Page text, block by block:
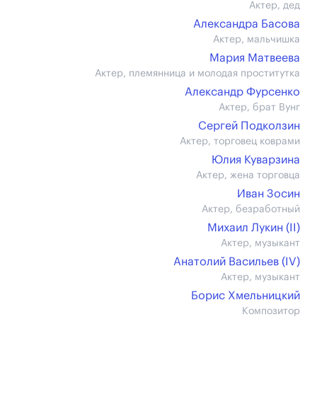
Актер, дед
Александра Басова
Актер, мальчишка
Мария Матвеева
Актер, племянница и молодая проститутка
Александр Фурсенко
Актер, брат Вунг
Сергей Подколзин
Актер, торговец коврами
Юлия Куварзина
Актер, жена торговца
Иван Зосин
Актер, безработный
Михаил Лукин (II)
Актер, музыкант
Анатолий Васильев (IV)
Актер, музыкант
Борис Хмельницкий
Композитор